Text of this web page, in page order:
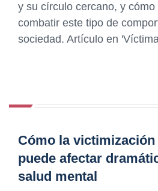
y su círculo cercano, y
combatir este tipo de
sociedad. Artículo en
Cómo la
puede afectar
salud mental